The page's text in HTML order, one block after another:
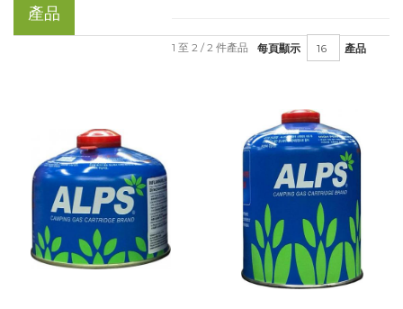
產品
每頁顯示 產品
1 至 2 / 2 件產品